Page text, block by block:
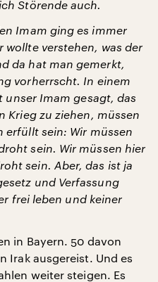
Störende auch.
Imam ging es immer
wollte verstehen, was der
da hat man gemerkt,
vorherrscht. In einem
unser Imam gesagt, das
Krieg zu ziehen, müssen
erfüllt sein: Wir müssen
sein. Wir müssen hier
sein. Aber, das ist ja
und Verfassung
frei leben und keiner
in Bayern. 50 davon
Irak ausgereist. Und es
weiter steigen. Es